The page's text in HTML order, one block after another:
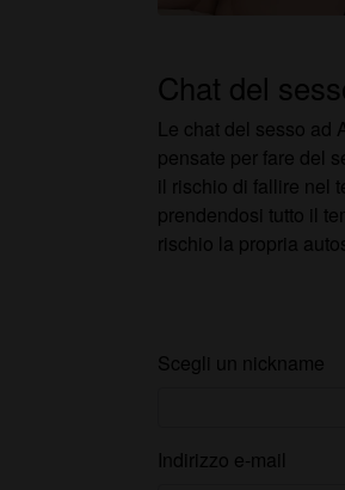
Chat del
Le chat del sesso ad
pensate per fare del
il rischio di fallire nel
prendendosi tutto il
rischio la propria
Scegli un nickname
Indirizzo e-mail